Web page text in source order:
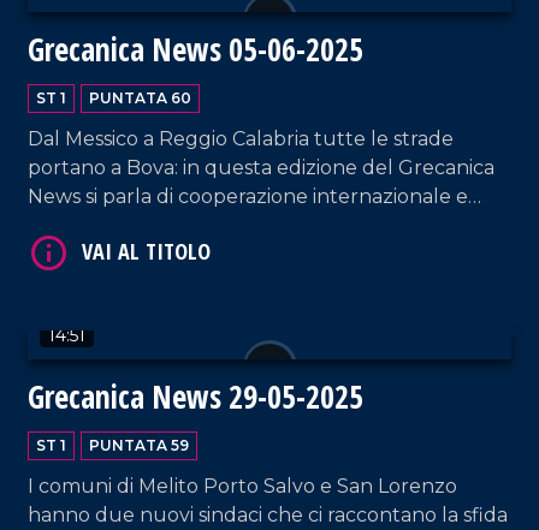
Grecanica News 05-06-2025
ST 1 PUNTATA 60
Dal Messico a Reggio Calabria tutte le strade
portano a Bova: in questa edizione del Grecanica
News si parla di cooperazione internazionale e
della prima autostrada d'Italia.
14:51
Grecanica News 29-05-2025
ST 1 PUNTATA 59
I comuni di Melito Porto Salvo e San Lorenzo
hanno due nuovi sindaci che ci raccontano la sfida